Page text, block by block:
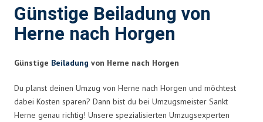
Günstige Beiladung von
Herne nach Horgen
Günstige Beiladung von Herne nach Horgen
Du planst deinen Umzug von Herne nach Horgen und möchtest
dabei Kosten sparen? Dann bist du bei Umzugsmeister Sankt
Herne genau richtig! Unsere spezialisierten Umzugsexperten